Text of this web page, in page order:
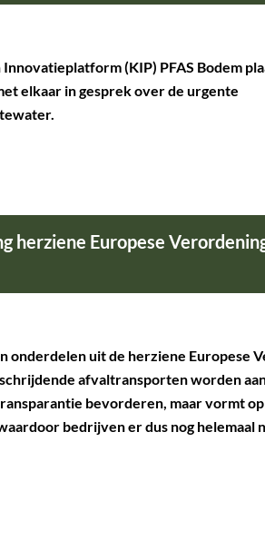
(KIP) PFAS Bodem
elkaar in gesprek over de urgente
herziene Europese
onderdelen uit de herziene Europese
afvaltransporten worden
bevorderen, maar vormt
bedrijven er dus nog helemaal